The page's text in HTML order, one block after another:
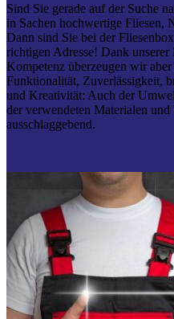
Sind Sie gerade auf der Suche
in Sachen hochwertige Fliesen,
Dann sind Sie bei der
richtigen Adresse! Dank
Kompetenz überzeugen wir
Funktionalität, Zuverlässigkeit,
und Kreativität: Auch der
der verwendeten Materialen
ausschlaggebend.